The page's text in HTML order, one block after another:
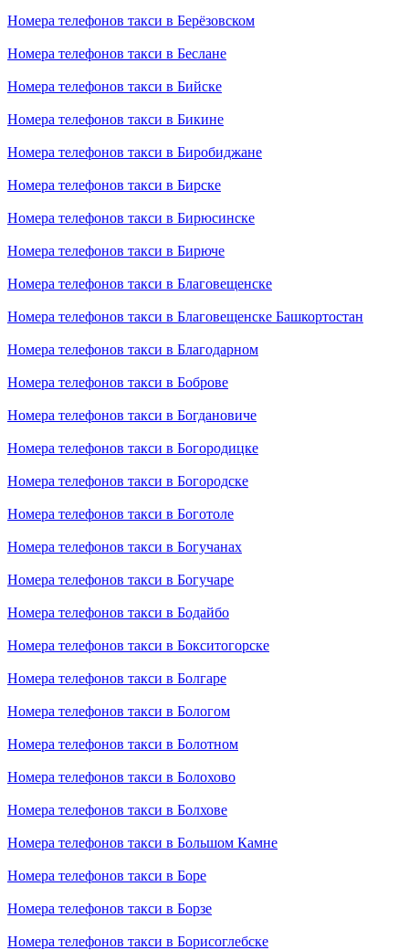
Номера телефонов такси в Берёзовском
Номера телефонов такси в Беслане
Номера телефонов такси в Бийске
Номера телефонов такси в Бикине
Номера телефонов такси в Биробиджане
Номера телефонов такси в Бирске
Номера телефонов такси в Бирюсинске
Номера телефонов такси в Бирюче
Номера телефонов такси в Благовещенске
Номера телефонов такси в Благовещенске Башкортостан
Номера телефонов такси в Благодарном
Номера телефонов такси в Боброве
Номера телефонов такси в Богдановиче
Номера телефонов такси в Богородицке
Номера телефонов такси в Богородске
Номера телефонов такси в Боготоле
Номера телефонов такси в Богучанах
Номера телефонов такси в Богучаре
Номера телефонов такси в Бодайбо
Номера телефонов такси в Бокситогорске
Номера телефонов такси в Болгаре
Номера телефонов такси в Бологом
Номера телефонов такси в Болотном
Номера телефонов такси в Болохово
Номера телефонов такси в Болхове
Номера телефонов такси в Большом Камне
Номера телефонов такси в Боре
Номера телефонов такси в Борзе
Номера телефонов такси в Борисоглебске